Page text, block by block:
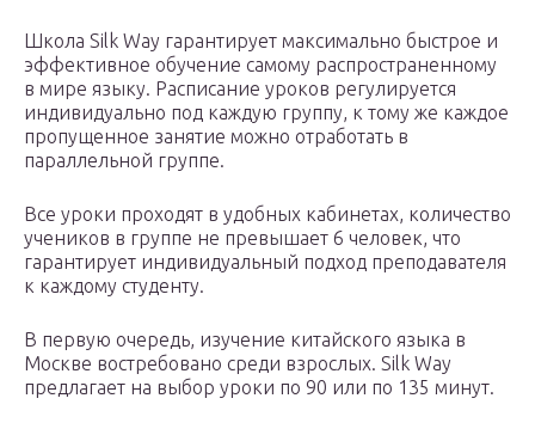
Школа Silk Way гарантирует максимально быстрое и
эффективное обучение самому распространенному
в мире языку. Расписание уроков регулируется
индивидуально под каждую группу, к тому же каждое
пропущенное занятие можно отработать в
параллельной группе.
Все уроки проходят в удобных кабинетах, количество
учеников в группе не превышает 6 человек, что
гарантирует индивидуальный подход преподавателя
к каждому студенту.
В первую очередь, изучение китайского языка в
Москве востребовано среди взрослых. Silk Way
предлагает на выбор уроки по 90 или по 135 минут.